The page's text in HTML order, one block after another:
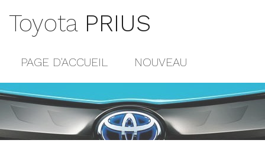
Toyota PRIUS
PAGE D'ACCUEIL NOUVEAU
POPULAIRE
CONTACTS